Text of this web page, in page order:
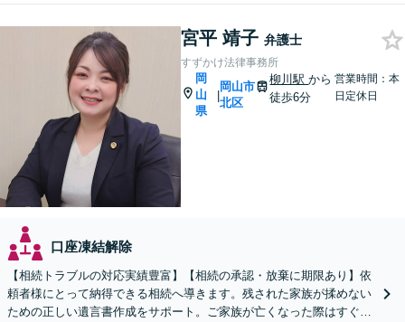
宮平 靖子 弁護士
すずかけ法律事務所
岡
山
県
|
岡山市
北区
柳川駅から
徒歩6分
営業時間：本
日定休日
口座凍結解除
【相続トラブルの対応実績豊富】【相続の承認・放棄に期限あり】依
頼者様にとって納得できる相続へ導きます。残された家族が揉めない
ための正しい遺言書作成をサポート。ご家族が亡くなった際はすぐに